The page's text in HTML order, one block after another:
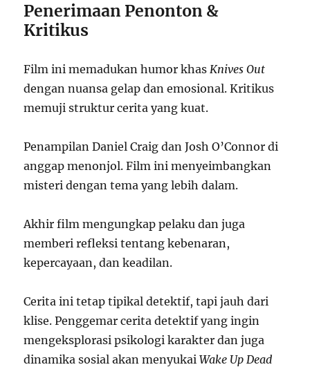
Penerimaan Penonton &
Kritikus
Film ini memadukan humor khasKnives Out
dengan nuansa gelap dan emosional. Kritikus
memuji struktur cerita yang kuat.
Penampilan Daniel Craig dan Josh O’Connor di
anggap menonjol. Film ini menyeimbangkan
misteri dengan tema yang lebih dalam.
Akhir film mengungkap pelaku dan juga
memberi refleksi tentang kebenaran,
kepercayaan, dan keadilan.
Cerita ini tetap tipikal detektif, tapi jauh dari
klise. Penggemar cerita detektif yang ingin
mengeksplorasi psikologi karakter dan juga
dinamika sosial akan menyukaiWake Up Dead